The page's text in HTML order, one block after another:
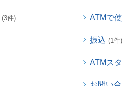
(3件) ATMで
振込 (1件)
ATMス